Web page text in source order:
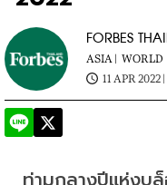
FORBES
ASIA | WORLD
11 APR 2022
ท่ามกลางปีแห่งบ